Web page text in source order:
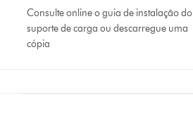
Consulte online o guia de instalação do
suporte de carga ou descarregue uma
cópia